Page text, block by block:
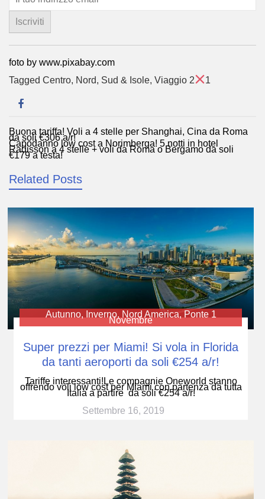
foto by www.pixabay.com
Tagged Centro, Nord, Sud & Isole, Viaggio 2 1
Navigazione
articoli
Buona tariffa! Voli a 4 stelle per Shanghai, Cina da Roma
da soli €306 a/r!
Capodanno low cost a Norimberga! 5 notti in hotel
Radisson a 4 stelle + voli da Roma o Bergamo da soli
€179 a testa!
Related Posts
Autunno, Inverno, Nord America, Ponte 1
Novembre
Super prezzi per Miami! Si vola in Florida
da tanti aeroporti da soli €254 a/r!
Tariffe interessanti!Le compagnie Oneworld stanno
offrendo voli low cost per Miami con partenza da tutta
Italia a partire da soli €254 a/r!
Settembre 16, 2019